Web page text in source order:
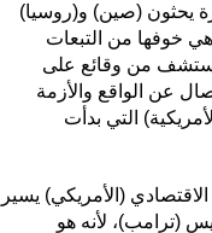
يحثون (صين) و(روسيا)
خوفها من التبعات
يستشف من وقائع على
عن الواقع والأزمة
التي بدأت
(الأمريكي) يسير
(ترامب)، لأنه هو